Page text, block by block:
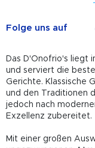
Folge uns auf
Das D'Onofrio's liegt
und serviert die
Gerichte. Klassische
und den Traditionen
jedoch nach
Exzellenz zubereitet.
Mit einer großen